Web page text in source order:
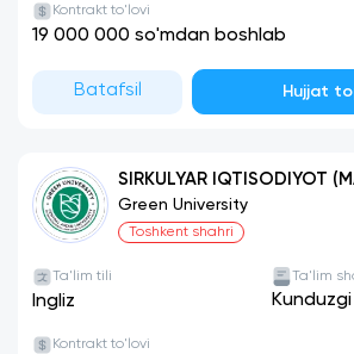
Kontrakt to'lovi
19 000 000 so'mdan boshlab
Batafsil Hujjat
SIRKULYAR IQTISODIYOT
Green University
Toshkent shahri
Ta'lim tili
Ingliz
Ta'lim
Kunduzgi
Kontrakt to'lovi